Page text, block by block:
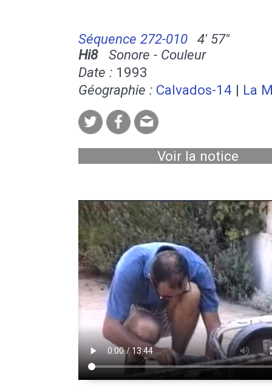
Séquence 272-010
4' 57''
Hi8Sonore - Couleur
Date : 1993
Géographie : Calvados-14 | La
Voir la notice